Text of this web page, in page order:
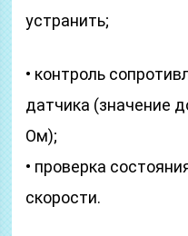
устранить;
• контроль
датчика (значение
Ом);
• проверка
скорости.